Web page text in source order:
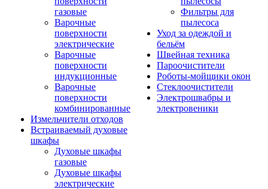
газовые
Варочные
поверхности
электрические
Варочные
поверхности
индукционные
Варочные
поверхности
комбинированные
Измельчители отходов
Встраиваемый духовые
шкафы
Духовые шкафы
газовые
Духовые шкафы
электрические
Фильтры для
пылесоса
Уход за одеждой и
бельём
Швейная техника
Пароочистители
Роботы-мойщики окон
Стеклоочистители
Электрошвабры и
электровеники